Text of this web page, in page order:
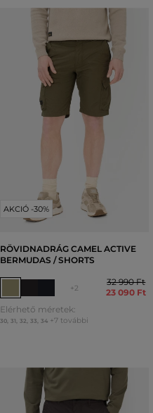
AKCIÓ -30%
RÖVIDNADRÁG CAMEL ACTIVE
BERMUDAS / SHORTS
+2
32 990 Ft
23 090 Ft
Elérhető méretek:
30, 31 32 33 34 +7 további